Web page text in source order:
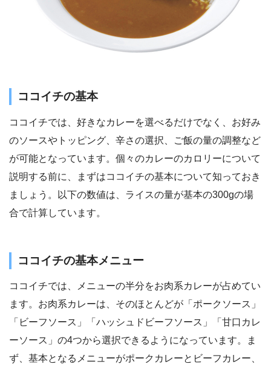
ココイチの基本
ココイチでは、好きなカレーを選べるだけでなく、お好み
のソースやトッピング、辛さの選択、ご飯の量の調整など
が可能となっています。個々のカレーのカロリーについて
説明する前に、まずはココイチの基本について知っておき
ましょう。以下の数値は、ライスの量が基本の300gの場
合で計算しています。
ココイチの基本メニュー
ココイチでは、メニューの半分をお肉系カレーが占めてい
ます。お肉系カレーは、そのほとんどが「ポークソース」
「ビーフソース」「ハッシュドビーフソース」「甘口カレ
ーソース」の4つから選択できるようになっています。ま
ず、基本となるメニューがポークカレーとビーフカレー、